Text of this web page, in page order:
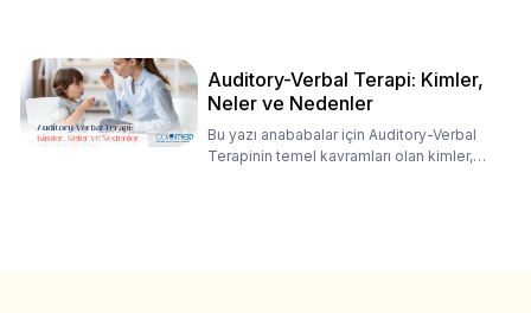
Auditory-Verbal Terapi: Kimler,
Neler ve Nedenler
Bu yazı anababalar için Auditory-Verbal
Terapinin temel kavramları olan kimler,